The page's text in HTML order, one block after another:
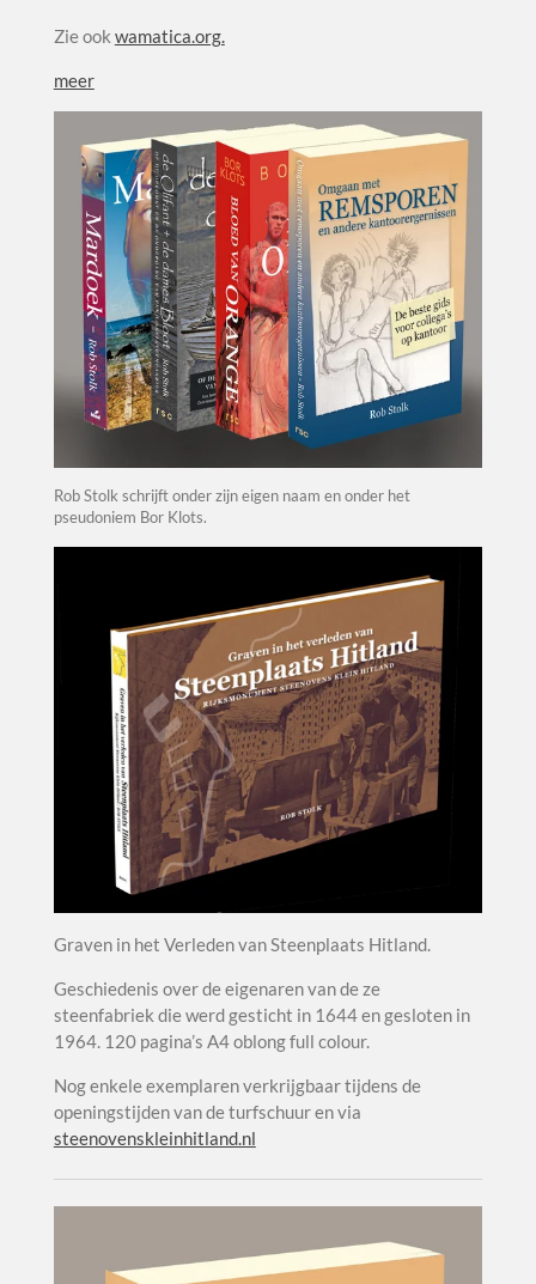
Zie ook wamatica.org.
meer
Rob Stolk schrijft onder zijn eigen naam en onder het
pseudoniem Bor Klots.
Graven in het Verleden van Steenplaats Hitland.
Geschiedenis over de eigenaren van de ze
steenfabriek die werd gesticht in 1644 en gesloten in
1964. 120 pagina’s A4 oblong full colour.
Nog enkele exemplaren verkrijgbaar tijdens de
openingstijden van de turfschuur en via
steenovenskleinhitland.nl